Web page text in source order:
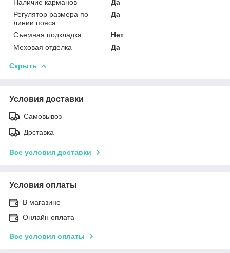
Наличие карманов
Да
Регулятор размера по
линии пояса
Да
Съемная подкладка
Нет
Меховая отделка
Да
Скрыть
Условия доставки
Самовывоз
Доставка
Все условия доставки
Условия оплаты
В магазине
Онлайн оплата
Все условия оплаты